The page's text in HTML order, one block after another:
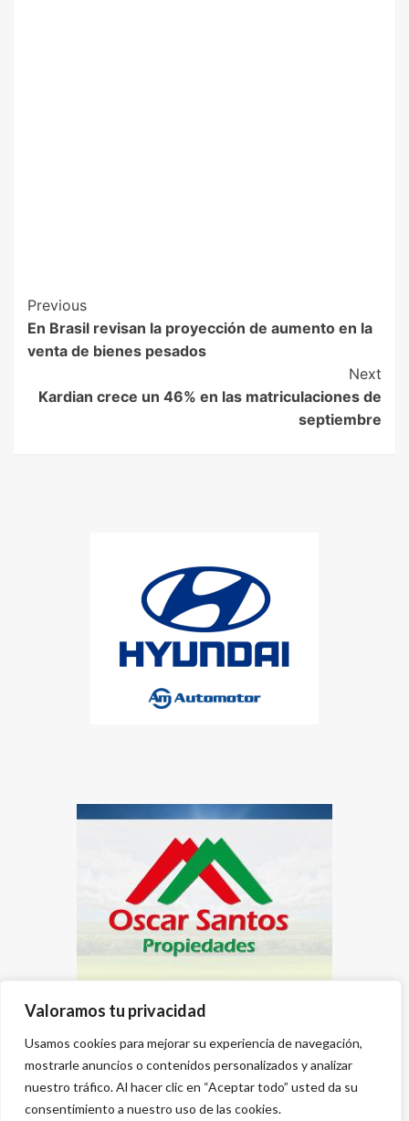
Valoramos tu privacidad
Usamos cookies para mejorar su experiencia de navegación,
mostrarle anuncios o contenidos personalizados y analizar
nuestro tráfico. Al hacer clic en “Aceptar todo” usted da su
consentimiento a nuestro uso de las cookies.
Previous
En Brasil revisan la proyección de aumento en la
venta de bienes pesados
Next
Kardian crece un 46% en las matriculaciones de
septiembre